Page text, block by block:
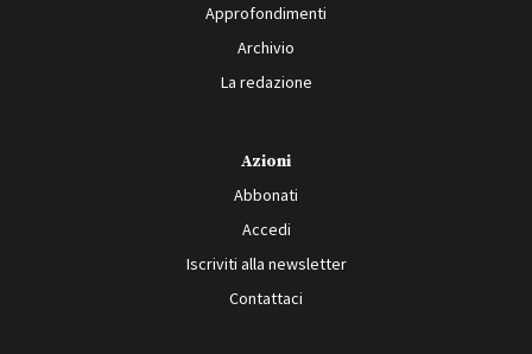
Approfondimenti
Archivio
La redazione
Azioni
Abbonati
Accedi
Iscriviti alla newsletter
Contattaci